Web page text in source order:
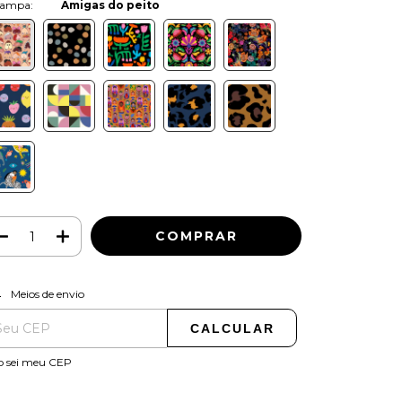
Amigas do peito
para o CEP:
Meios de envio
CALCULAR
sei meu CEP